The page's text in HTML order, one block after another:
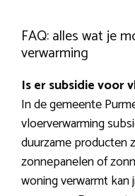
FAQ: alles wat je
verwarming
Is er subsidie voor
In de gemeente
vloerverwarming
duurzame producten
zonnepanelen of
woning verwarmt kan